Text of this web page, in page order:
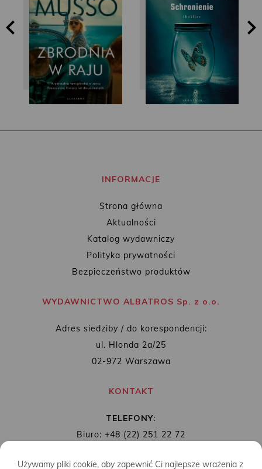
Guillaume Musso Harlan Coben
INFORMACJE
Strona główna
Aktualności
Katalog wydawniczy
Polityka prywatności
Bezpieczeństwo produktów
WYDAWNICTWO ALBATROS Sp. z o.o.
Adres siedziby / do korespondencji:
ul. Hlonda 2a/25
02-972 Warszawa
KONTAKT
TELEFONY:
Biuro: +48 (22) 251 22 72
Używamy pliki cookie, aby zapewnić Ci najlepsze wrażenia z